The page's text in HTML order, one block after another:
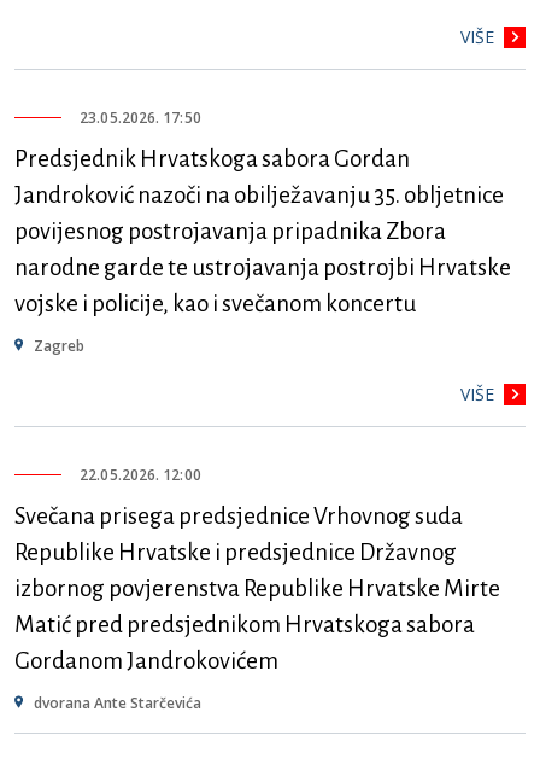
VIŠE
23.05.2026. 17:50
Predsjednik Hrvatskoga sabora Gordan
Jandroković nazoči na obilježavanju 35. obljetnice
povijesnog postrojavanja pripadnika Zbora
narodne garde te ustrojavanja postrojbi Hrvatske
vojske i policije, kao i svečanom koncertu
Zagreb
VIŠE
22.05.2026. 12:00
Svečana prisega predsjednice Vrhovnog suda
Republike Hrvatske i predsjednice Državnog
izbornog povjerenstva Republike Hrvatske Mirte
Matić pred predsjednikom Hrvatskoga sabora
Gordanom Jandrokovićem
dvorana Ante Starčevića